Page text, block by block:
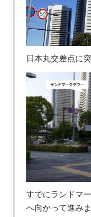
日本丸交差点に
すでにランドマ
へ向かって進みま